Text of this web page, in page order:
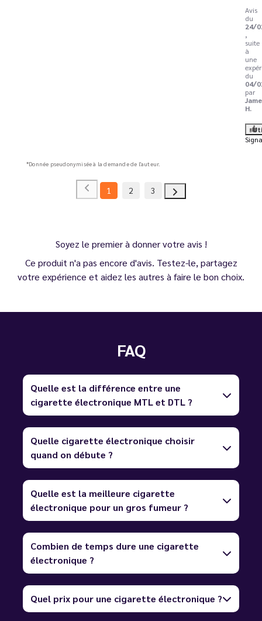
Avis
du
24/
,
suite
à
une
du
04/
par
H.
*Donnée pseudonymisée à la demande de l'auteur.
1 2 3
Soyez le premier à donner votre avis !
Ce produit n'a pas encore d'avis. Testez-le, partagez
votre expérience et aidez les autres à faire le bon choix.
FAQ
Quelle est la différence entre une
cigarette électronique MTL et DTL ?
Quelle cigarette électronique choisir
quand on débute ?
Quelle est la meilleure cigarette
électronique pour un gros fumeur ?
Combien de temps dure une cigarette
électronique ?
Quel prix pour une cigarette électronique ?